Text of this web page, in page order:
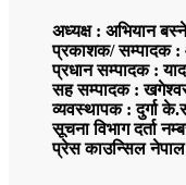
अध्यक्ष : अभियान
प्रकाशक/ सम्पादक
प्रधान सम्पादक :
सह सम्पादक :
व्यवस्थापक : दुर्गा
सूचना विभाग दर्ता
प्रेस काउन्सिल